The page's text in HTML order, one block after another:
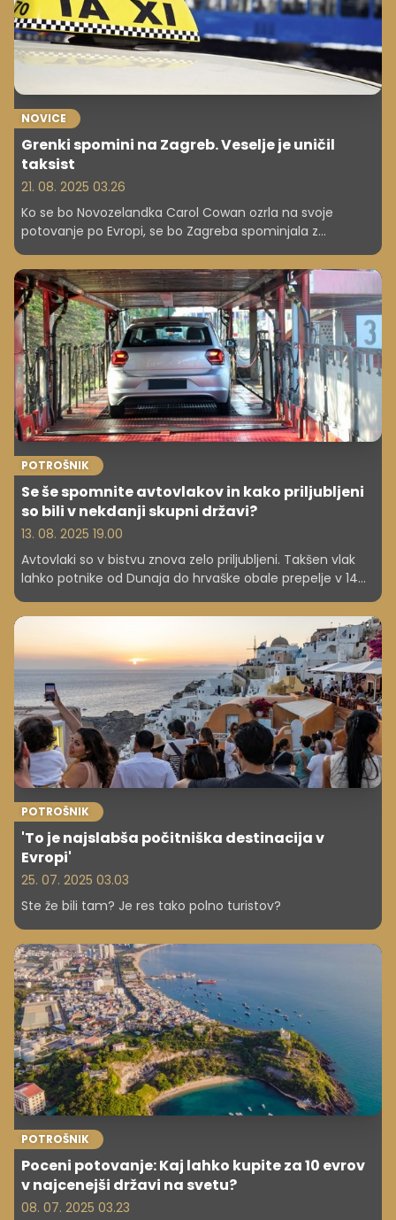
NOVICE
Grenki spomini na Zagreb. Veselje je uničil
taksist
21. 08. 2025 03.26
Ko se bo Novozelandka Carol Cowan ozrla na svoje
potovanje po Evropi, se bo Zagreba spominjala z
grenkobo, in sicer zaradi nenavadno drage vožnje s
taksijem. Za 1,05 km vožnje je namreč plačala 1506 evrov.
Policija preiskuje primer, gospa pa je strta, saj je ostala
brez polovice proračuna za potovanje po Evropi.
POTROŠNIK
Se še spomnite avtovlakov in kako priljubljeni
so bili v nekdanji skupni državi?
13. 08. 2025 19.00
Avtovlaki so v bistvu znova zelo priljubljeni. Takšen vlak
lahko potnike od Dunaja do hrvaške obale prepelje v 14
POTROŠNIK
'To je najslabša počitniška destinacija v
Evropi'
25. 07. 2025 03.03
Ste že bili tam? Je res tako polno turistov?
POTROŠNIK
Poceni potovanje: Kaj lahko kupite za 10 evrov
v najcenejši državi na svetu?
08. 07. 2025 03.23